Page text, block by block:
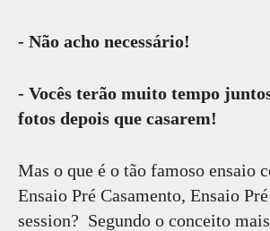
- Não acho necessário!
- Vocês terão muito tempo
fotos depois que casarem!
Mas o que é o tão famoso ensaio
Ensaio Pré Casamento, Ensaio
session? Segundo o conceito